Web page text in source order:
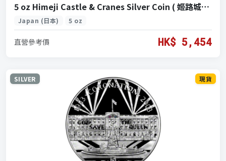
5 oz Himeji Castle & Cranes Silver Coin ( 姬路城仙鶴 5盎司 銀幣)
Japan (日本) 5 oz
直營參考價 HK$ 5,454
SILVER 現貨